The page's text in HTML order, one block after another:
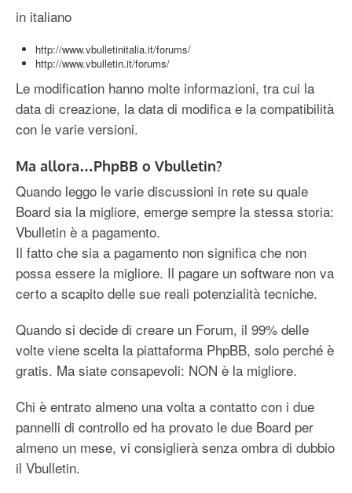
in italiano
http://www.vbulletinitalia.it/forums/
http://www.vbulletin.it/forums/
Le modification hanno molte informazioni, tra cui la
data di creazione, la data di modifica e la compatibilità
con le varie versioni.
Ma allora…PhpBB o Vbulletin?
Quando leggo le varie discussioni in rete su quale
Board sia la migliore, emerge sempre la stessa storia:
Vbulletin è a pagamento.
Il fatto che sia a pagamento non significa che non
possa essere la migliore. Il pagare un software non va
certo a scapito delle sue reali potenzialità tecniche.
Quando si decide di creare un Forum, il 99% delle
volte viene scelta la piattaforma PhpBB, solo perché è
gratis. Ma siate consapevoli: NON è la migliore.
Chi è entrato almeno una volta a contatto con i due
pannelli di controllo ed ha provato le due Board per
almeno un mese, vi consiglierà senza ombra di dubbio
il Vbulletin.